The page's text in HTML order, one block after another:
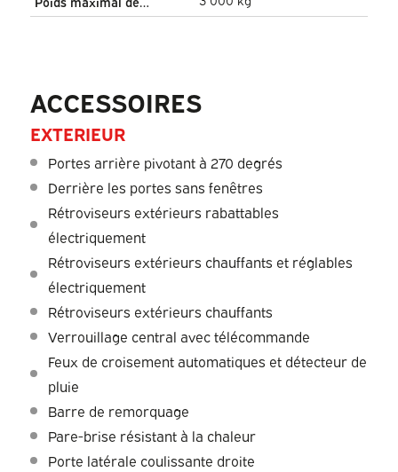
ACCESSOIRES
EXTERIEUR
Portes arrière pivotant à 270 degrés
Derrière les portes sans fenêtres
Rétroviseurs extérieurs rabattables
électriquement
Rétroviseurs extérieurs chauffants et réglables
électriquement
Rétroviseurs extérieurs chauffants
Verrouillage central avec télécommande
Feux de croisement automatiques et détecteur de
pluie
Barre de remorquage
Pare-brise résistant à la chaleur
Porte latérale coulissante droite